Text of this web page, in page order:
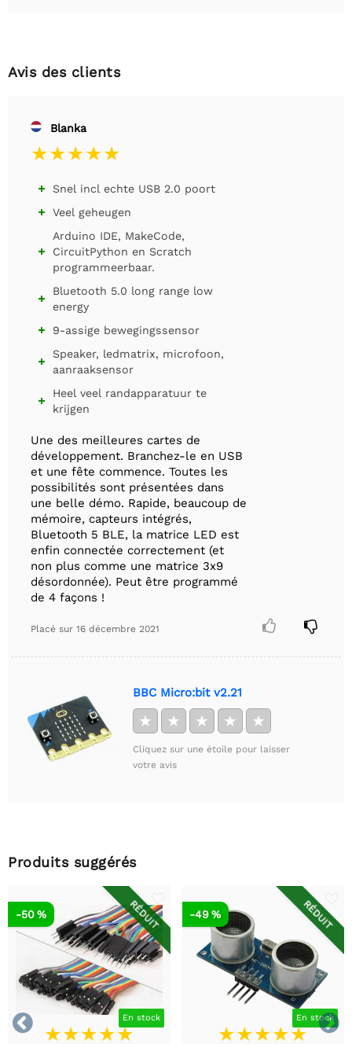
Avis des clients
Blanka
 Snel incl echte USB 2.0 poort
 Veel geheugen

Arduino IDE, MakeCode,
CircuitPython en Scratch
programmeerbaar.

Bluetooth 5.0 long range low
energy
 9-assige bewegingssensor

Speaker, ledmatrix, microfoon,
aanraaksensor

Heel veel randapparatuur te
krijgen
Une des meilleures cartes de
développement. Branchez-le en USB
et une fête commence. Toutes les
possibilités sont présentées dans
une belle démo. Rapide, beaucoup de
mémoire, capteurs intégrés,
Bluetooth 5 BLE, la matrice LED est
enfin connectée correctement (et
non plus comme une matrice 3x9
désordonnée). Peut être programmé
de 4 façons !
Placé sur 16 décembre 2021  
BBC Micro:bit v2.21
★ ★ ★ ★ ★
Cliquez sur une étoile pour laisser
votre avis
Produits suggérés


RÉDUIT
En stock
-50 % RÉDUIT
En stock
-49 %